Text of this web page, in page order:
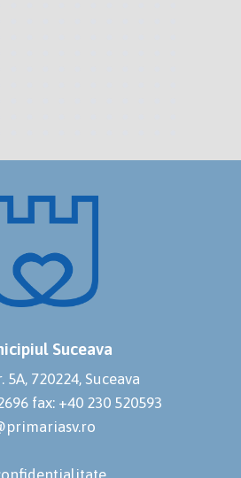
Suceava
5A, 720224, Suceava
fax: +40 230 520593